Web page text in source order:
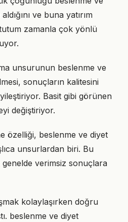
ve buna yatırım
zamanla çok yönlü
unsurunun beslenme ve
sonuçların kalitesini
Basit gibi görünen
değiştiriyor.
özelliği, beslenme ve diyet
unsurlardan biri. Bu
verimsiz sonuçlara
kolaylaşırken doğru
beslenme ve diyet